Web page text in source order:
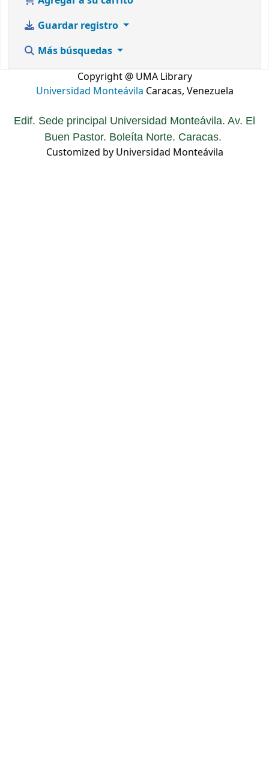
Guardar registro
Más búsquedas
Copyright @ UMA Library
Universidad Monteávila Caracas, Venezuela
Edif. Sede principal Universidad Monteávila. Av. El
Buen Pastor. Boleíta Norte. Caracas.
Customized by Universidad Monteávila